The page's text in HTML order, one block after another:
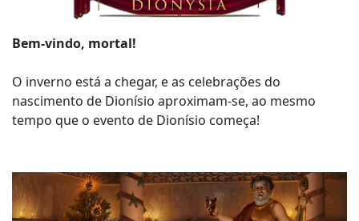
Bem-vindo, mortal!
O inverno está a chegar, e as celebrações do
nascimento de Dionísio aproximam-se, ao mesmo
tempo que o evento de Dionísio começa!